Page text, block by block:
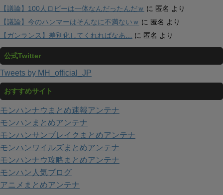
【議論】100人ロビーは一体なんだったんだｗ に 匿名 より
【議論】今のハンマーはそんなに不満ないｗ に 匿名 より
【ガンランス】差別化してくれればなあ…
に 匿名 より
公式Twitter
Tweets by MH_official_JP
おすすめサイト
モンハンナウまとめ速報アンテナ
モンハンまとめアンテナ
モンハンサンブレイクまとめアンテナ
モンハンワイルズまとめアンテナ
モンハンナウ攻略まとめアンテナ
モンハン人気ブログ
アニメまとめアンテナ